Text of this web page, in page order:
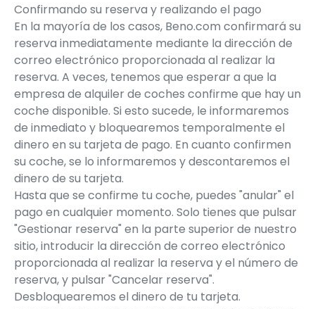
Confirmando su reserva y realizando el pago
En la mayoría de los casos, Beno.com confirmará su
reserva inmediatamente mediante la dirección de
correo electrónico proporcionada al realizar la
reserva. A veces, tenemos que esperar a que la
empresa de alquiler de coches confirme que hay un
coche disponible. Si esto sucede, le informaremos
de inmediato y bloquearemos temporalmente el
dinero en su tarjeta de pago. En cuanto confirmen
su coche, se lo informaremos y descontaremos el
dinero de su tarjeta.
Hasta que se confirme tu coche, puedes "anular" el
pago en cualquier momento. Solo tienes que pulsar
"Gestionar reserva" en la parte superior de nuestro
sitio, introducir la dirección de correo electrónico
proporcionada al realizar la reserva y el número de
reserva, y pulsar "Cancelar reserva".
Desbloquearemos el dinero de tu tarjeta.